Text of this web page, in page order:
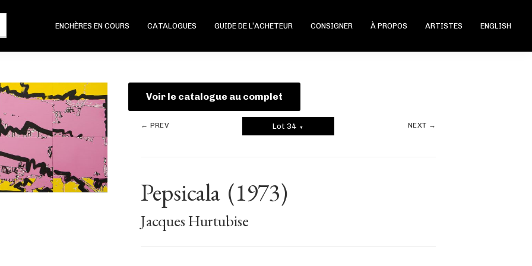
ENCHÈRES EN COURS CATALOGUES GUIDE DE L’ACHETEUR CONSIGNER À PROPOS ARTISTES ENGLISH
Voir le catalogue au complet
← PREV Lot 34 ▼ NEXT →
Pepsicala (1973)
Jacques Hurtubise